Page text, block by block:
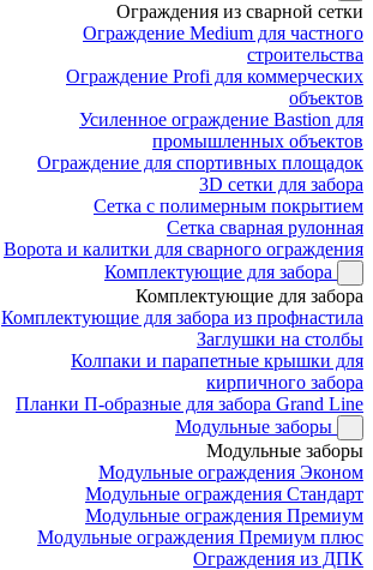
Ограждения из сварной сетки
Ограждение Medium для частного
строительства
Ограждение Profi для коммерческих
объектов
Усиленное ограждение Bastion для
промышленных объектов
Ограждение для спортивных площадок
3D сетки для забора
Сетка с полимерным покрытием
Сетка сварная рулонная
Ворота и калитки для сварного ограждения
Комплектующие для забора
Комплектующие для забора
Комплектующие для забора из профнастила
Заглушки на столбы
Колпаки и парапетные крышки для
кирпичного забора
Планки П-образные для забора Grand Line
Модульные заборы
Модульные заборы
Модульные ограждения Эконом
Модульные ограждения Стандарт
Модульные ограждения Премиум
Модульные ограждения Премиум плюс
Ограждения из ДПК